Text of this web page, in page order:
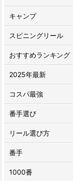
キャンプ
スピニングリール
おすすめランキング
2025年最新
コスパ最強
番手選び
リール選び方
番手
1000番